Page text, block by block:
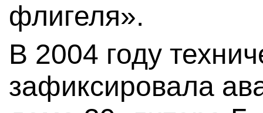
флигеля».
В 2004 году
зафиксировала